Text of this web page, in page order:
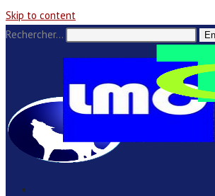
Skip to content
Rechercher…